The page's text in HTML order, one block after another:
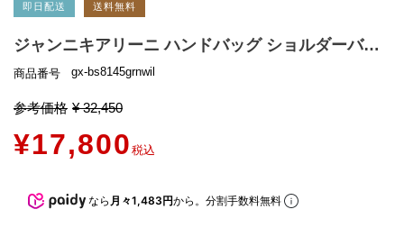
即日配送 送料無料
ジャンニキアリーニ ハンドバッグ ショルダーバッグ アリファ Sサイズ 2WAY イエロー カーキ レディース GIANNI CHIARINI BS8145 GRN WIL 2026春夏新作
商品番号 gx-bs8145grnwil
参考価格 ¥ 32,450
¥17,800 税込
なら 月々1,483円から。分割手数料無料